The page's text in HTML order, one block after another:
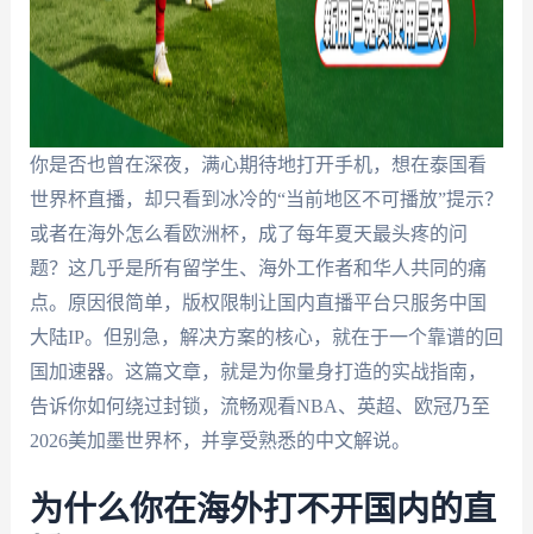
你是否也曾在深夜，满心期待地打开手机，想在泰国看
世界杯直播，却只看到冰冷的“当前地区不可播放”提示？
或者在海外怎么看欧洲杯，成了每年夏天最头疼的问
题？这几乎是所有留学生、海外工作者和华人共同的痛
点。原因很简单，版权限制让国内直播平台只服务中国
大陆IP。但别急，解决方案的核心，就在于一个靠谱的回
国加速器。这篇文章，就是为你量身打造的实战指南，
告诉你如何绕过封锁，流畅观看NBA、英超、欧冠乃至
2026美加墨世界杯，并享受熟悉的中文解说。
为什么你在海外打不开国内的直